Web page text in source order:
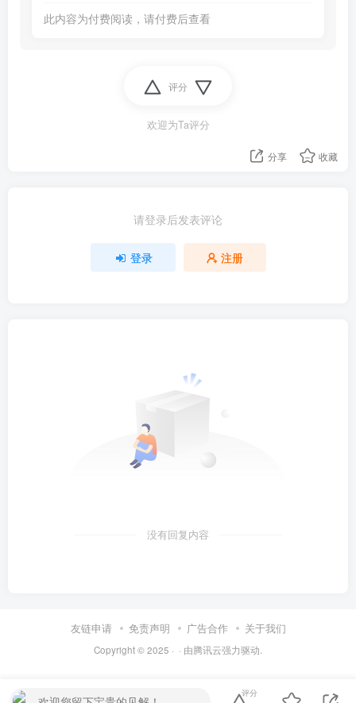
此内容为付费阅读，请付费后查看
评分
欢迎为Ta评分
分享 收藏
请登录后发表评论
登录 注册
没有回复内容
友链申请 免责声明 广告合作 关于我们
Copyright © 2025 · · 由腾讯云强力驱动.
评分